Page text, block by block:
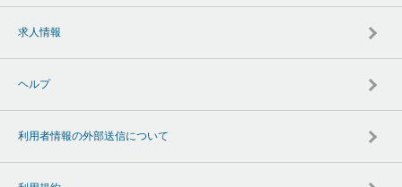
求人情報
ヘルプ
利用者情報の外部送信について